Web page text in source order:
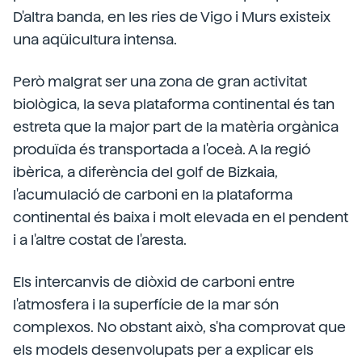
D'altra banda, en les ries de Vigo i Murs existeix
una aqüicultura intensa.
Però malgrat ser una zona de gran activitat
biològica, la seva plataforma continental és tan
estreta que la major part de la matèria orgànica
produïda és transportada a l'oceà. A la regió
ibèrica, a diferència del golf de Bizkaia,
l'acumulació de carboni en la plataforma
continental és baixa i molt elevada en el pendent
i a l'altre costat de l'aresta.
Els intercanvis de diòxid de carboni entre
l'atmosfera i la superfície de la mar són
complexos. No obstant això, s'ha comprovat que
els models desenvolupats per a explicar els